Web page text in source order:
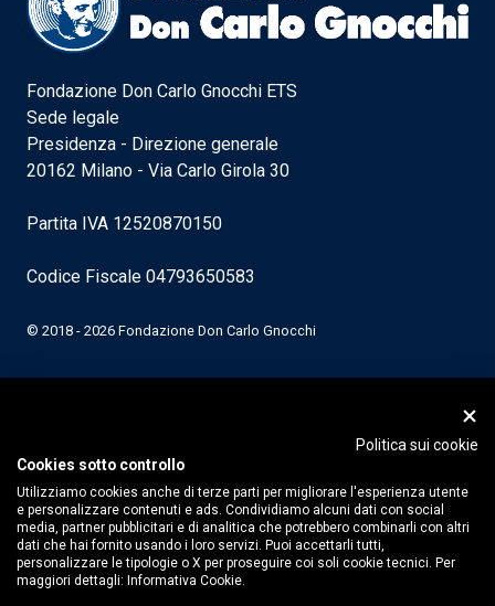
Fondazione Don Carlo Gnocchi ETS
Sede legale
Presidenza - Direzione generale
20162 Milano - Via Carlo Girola 30
Partita IVA 12520870150
Codice Fiscale 04793650583
© 2018 - 2026 Fondazione Don Carlo Gnocchi
Politica sui cookie
Cookies sotto controllo
Utilizziamo cookies anche di terze parti per migliorare l'esperienza utente
e personalizzare contenuti e ads. Condividiamo alcuni dati con social
media, partner pubblicitari e di analitica che potrebbero combinarli con altri
dati che hai fornito usando i loro servizi. Puoi accettarli tutti,
personalizzare le tipologie o X per proseguire coi soli cookie tecnici. Per
maggiori dettagli: Informativa Cookie.